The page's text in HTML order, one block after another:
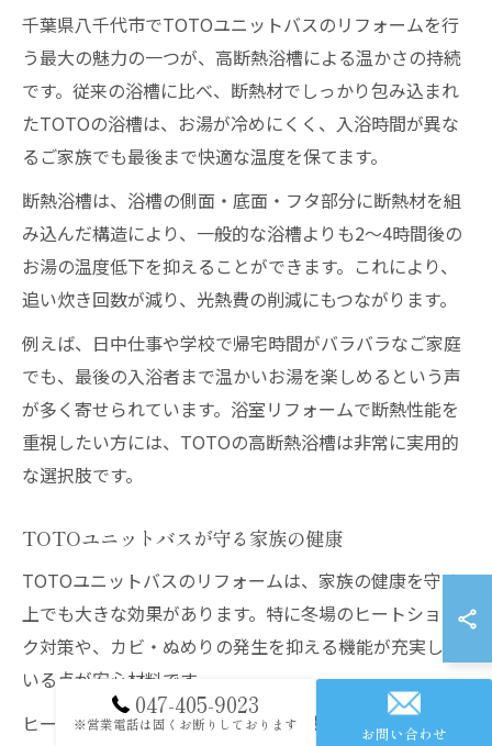
千葉県八千代市でTOTOユニットバスのリフォームを行
う最大の魅力の一つが、高断熱浴槽による温かさの持続
です。従来の浴槽に比べ、断熱材でしっかり包み込まれ
たTOTOの浴槽は、お湯が冷めにくく、入浴時間が異な
るご家族でも最後まで快適な温度を保てます。
断熱浴槽は、浴槽の側面・底面・フタ部分に断熱材を組
み込んだ構造により、一般的な浴槽よりも2～4時間後の
お湯の温度低下を抑えることができます。これにより、
追い炊き回数が減り、光熱費の削減にもつながります。
例えば、日中仕事や学校で帰宅時間がバラバラなご家庭
でも、最後の入浴者まで温かいお湯を楽しめるという声
が多く寄せられています。浴室リフォームで断熱性能を
重視したい方には、TOTOの高断熱浴槽は非常に実用的
な選択肢です。
TOTOユニットバスが守る家族の健康
TOTOユニットバスのリフォームは、家族の健康を守る
上でも大きな効果があります。特に冬場のヒートショッ
ク対策や、カビ・ぬめりの発生を抑える機能が充実して
いる点が安心材料です。
ヒートショックとは、寒い浴室で急激に体温が下がるこ
047-405-9023
※営業電話は固くお断りしております お問い合わせ